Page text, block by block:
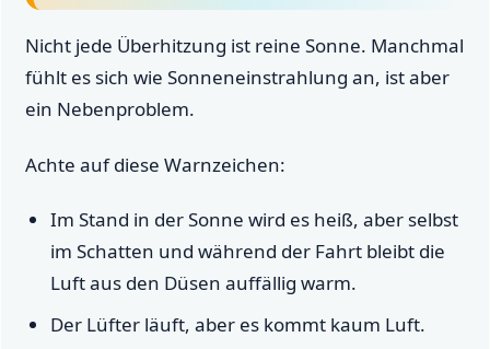
Nicht jede Überhitzung ist reine Sonne. Manchmal
fühlt es sich wie Sonneneinstrahlung an, ist aber
ein Nebenproblem.
Achte auf diese Warnzeichen:
Im Stand in der Sonne wird es heiß, aber selbst
im Schatten und während der Fahrt bleibt die
Luft aus den Düsen auffällig warm.
Der Lüfter läuft, aber es kommt kaum Luft.